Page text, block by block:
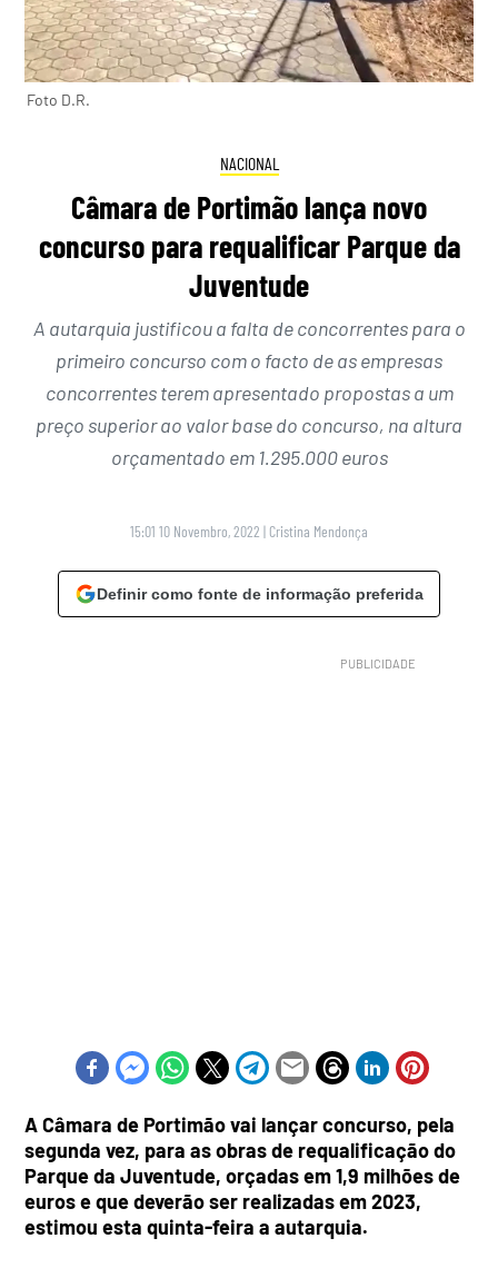
Foto D.R.
NACIONAL
Câmara de Portimão lança novo
concurso para requalificar Parque da
Juventude
A autarquia justificou a falta de concorrentes para o
primeiro concurso com o facto de as empresas
concorrentes terem apresentado propostas a um
preço superior ao valor base do concurso, na altura
orçamentado em 1.295.000 euros
15:01 10 Novembro, 2022 | Cristina Mendonça
Definir como fonte de informação preferida
A Câmara de Portimão vai lançar concurso, pela
segunda vez, para as obras de requalificação do
Parque da Juventude, orçadas em 1,9 milhões de
euros e que deverão ser realizadas em 2023,
estimou esta quinta-feira a autarquia.